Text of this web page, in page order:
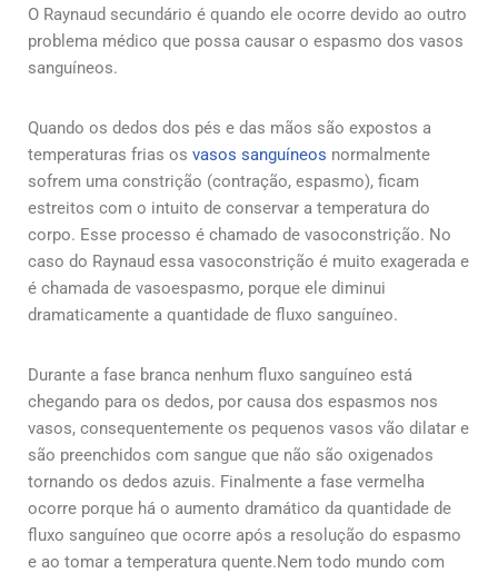
O Raynaud secundário é quando ele ocorre devido ao outro
problema médico que possa causar o espasmo dos vasos
sanguíneos.
Quando os dedos dos pés e das mãos são expostos a
temperaturas frias os vasos sanguíneos normalmente
sofrem uma constrição (contração, espasmo), ficam
estreitos com o intuito de conservar a temperatura do
corpo. Esse processo é chamado de vasoconstrição. No
caso do Raynaud essa vasoconstrição é muito exagerada e
é chamada de vasoespasmo, porque ele diminui
dramaticamente a quantidade de fluxo sanguíneo.
Durante a fase branca nenhum fluxo sanguíneo está
chegando para os dedos, por causa dos espasmos nos
vasos, consequentemente os pequenos vasos vão dilatar e
são preenchidos com sangue que não são oxigenados
tornando os dedos azuis. Finalmente a fase vermelha
ocorre porque há o aumento dramático da quantidade de
fluxo sanguíneo que ocorre após a resolução do espasmo
e ao tomar a temperatura quente.Nem todo mundo com